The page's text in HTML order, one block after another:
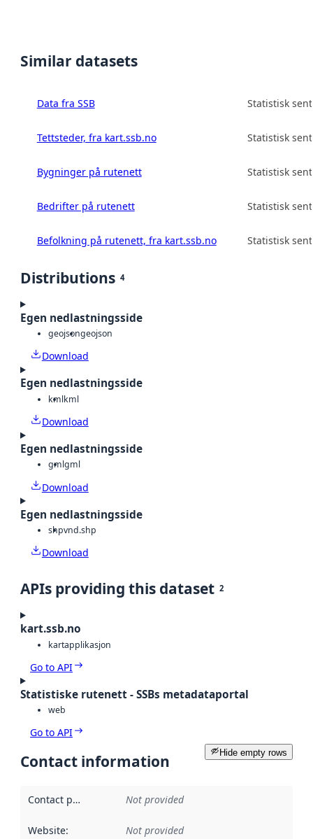
Similar datasets
Data fra SSB Statistisk
Tettsteder, fra kart.ssb.no Statistisk
Bygninger på rutenett Statistisk
Bedrifter på rutenett Statistisk
Befolkning på rutenett, fra kart.ssb.no Statistisk
Distributions 4
Egen nedlastningsside
geojsongeojson
Download
Egen nedlastningsside
kmlkml
Download
Egen nedlastningsside
gmlgml
Download
Egen nedlastningsside
shpvnd.shp
Download
APIs providing this dataset 2
kart.ssb.no
kartapplikasjon
Go to API
Statistiske rutenett - SSBs metadataportal
web
Go to API
Hide empty rows
Contact information
Contact point Not provided
Website: Not provided